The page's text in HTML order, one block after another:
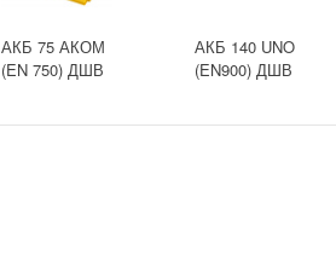
АКБ 75 АКОМ
(EN 750) ДШВ
АКБ 140 UNO
(EN900) ДШВ